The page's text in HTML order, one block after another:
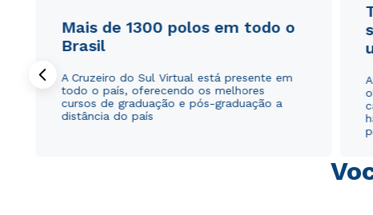
Mais de 1300 polos em todo o
Brasil
A Cruzeiro do Sul Virtual está presente em
todo o país, oferecendo os melhores
cursos de graduação e pós-graduação a
distância do país